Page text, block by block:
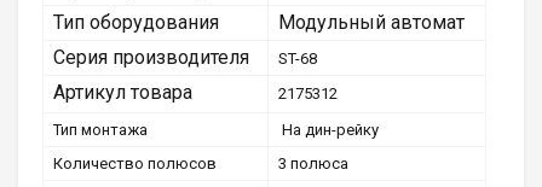
Тип оборудования
Модульный автомат
Серия производителя
ST-68
Артикул товара
2175312
Тип монтажа
На дин-рейку
Количество полюсов
3 полюса